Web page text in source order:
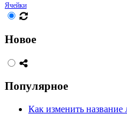
Ячейки
Новое
Популярное
Как изменить название